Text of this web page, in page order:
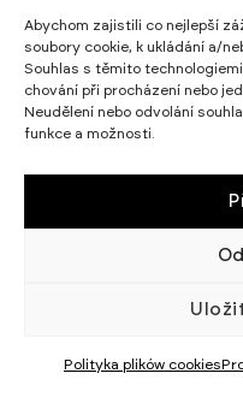
Abychom zajistili co nejlepší
soubory cookie, k ukládání a/
Souhlas s těmito
chování při procházení nebo
Neudělení nebo odvolání
funkce a možnosti.
Polityka plików cookies
CERTYFIKATY I
STRATEGIA
WIKĘD SP. Z O.O.
WIELKI LAS 19,
NIP 5882015465